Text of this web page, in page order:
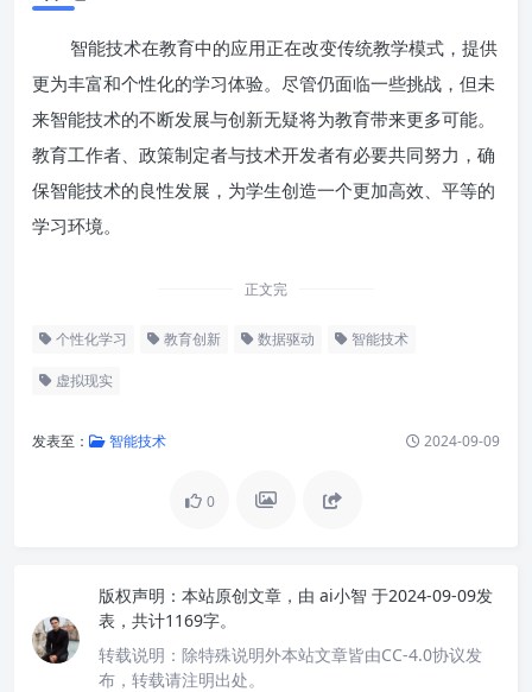
智能技术在教育中的应用正在改变传统教学模式，提供
更为丰富和个性化的学习体验。尽管仍面临一些挑战，但未
来智能技术的不断发展与创新无疑将为教育带来更多可能。
教育工作者、政策制定者与技术开发者有必要共同努力，确
保智能技术的良性发展，为学生创造一个更加高效、平等的
学习环境。
正文完
个性化学习 教育创新 数据驱动 智能技术
虚拟现实
发表至： 智能技术 2024-09-09
0
版权声明： 本站原创文章，由 ai小智 于2024-09-09发
表，共计1169字。
转载说明： 除特殊说明外本站文章皆由CC-4.0协议发
布，转载请注明出处。